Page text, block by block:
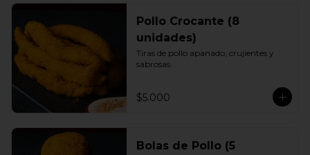
Pollo Crocante (8
unidades)
Tiras de pollo apanado, crujientes y
sabrosas.
$5.000
Bolas de Pollo (5